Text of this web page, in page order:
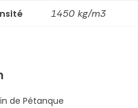
1450 kg/m3
de Pétanque